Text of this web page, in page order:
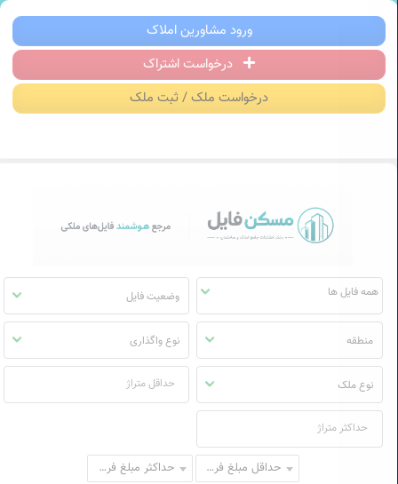
مسکن فایل | خرید، فروش، رهن و اجاره
ورود مشاورین املاک
درخواست اشتراک
درخواست ملک / ثبت ملک
مسکن
فایل
وضعیت فایل
منطقه نوع واگذاری
نوع ملک
حداقل مبلغ فروش حداکثر مبلغ فروش